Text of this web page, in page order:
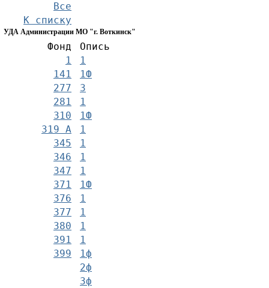
Все
К списку
УДА Администрации МО "г. Воткинск"
Фонд
Опись
1
1
141
1Ф
277
3
281
1
310
1Ф
319 А
1
345
1
346
1
347
1
371
1Ф
376
1
377
1
380
1
391
1
399
1ф
2ф
3ф